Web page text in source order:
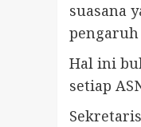
suasana
Hal ini
setiap